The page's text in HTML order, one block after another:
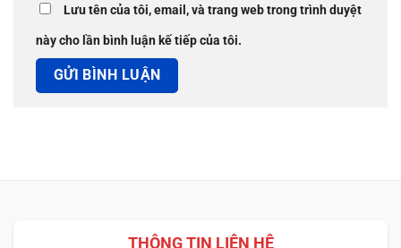
Lưu tên của tôi, email, và trang web trong trình duyệt
này cho lần bình luận kế tiếp của tôi.
THÔNG TIN LIÊN HỆ